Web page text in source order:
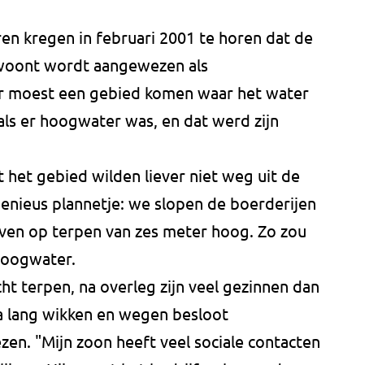
kregen in februari 2001 te horen dat de
wordt aangewezen als
moest een gebied komen waar het water
er hoogwater was, en dat werd zijn
het gebied wilden liever niet weg uit de
plannetje: we slopen de boerderijen
op terpen van zes meter hoog. Zo zou
terpen, na overleg zijn veel gezinnen dan
wikken en wegen besloot
"Mijn zoon heeft veel sociale contacten